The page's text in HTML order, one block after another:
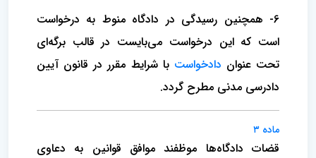
6- همچنین رسیدگی در دادگاه منوط به درخواست
است که این درخواست می‌بایست در قالب برگه‌ای
تحت عنوان دادخواستبا شرایط مقرر در قانون آیین
دادرسی مدنی مطرح گردد.
ماده ۳
قضات دادگاه‌ها موظفند موافق قوانین به دعاوی